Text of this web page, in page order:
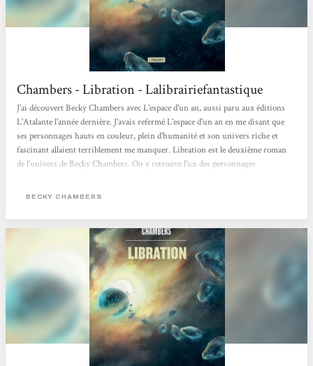
Chambers - Libration - Lalibrairiefantastique
J'ai découvert Becky Chambers avec L'espace d'un an, aussi paru aux éditions
L'Atalante l'année dernière. J'avais refermé L'espace d'un an en me disant que
ses personnages hauts en couleur, plein d'humanité et son univers riche et
fascinant allaient terriblement me manquer. Libration est le deuxième roman
de l'univers de Becky Chambers. On y retrouve l'un des personnages
origines et son histoire. L'univers de Becky Chambers, c'est une Union
dont l'humain...
BECKY CHAMBERS